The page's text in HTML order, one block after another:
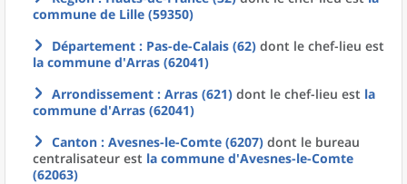
commune de Lille (59350)
Département : Pas-de-Calais (62) dont le chef-lieu est
la commune d'Arras (62041)
Arrondissement : Arras (621) dont le chef-lieu est la
commune d'Arras (62041)
Canton : Avesnes-le-Comte (6207) dont le bureau
centralisateur est la commune d'Avesnes-le-Comte
(62063)